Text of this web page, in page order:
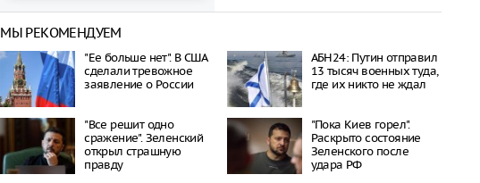
22:42
Тысячи грузовиков застряли на
границе Украины и Польши
22:38
Младенец родился спустя полтора
часа после трагической гибели
матери, упавшей с 10-го этажа
Онищенко: в период простуд может
быть введено обязательное
ношение масок
МЫ РЕКОМЕНДУЕМ
"Ее больше нет". В США
сделали тревожное
заявление о России
АБН24: Путин отправил
13 тысяч военных туда,
где их никто не ждал
"Все решит одно
сражение". Зеленский
открыл страшную
правду
"Пока Киев горел".
Раскрыто состояние
Зеленского после
удара РФ